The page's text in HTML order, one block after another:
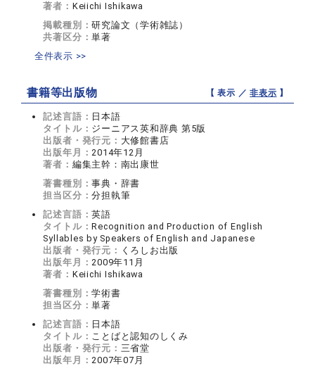
著者： Keiichi Ishikawa
掲載種別：研究論文（学術雑誌）
共著区分：単著
全件表示 >>
書籍等出版物 【 表示 ／非表示 】
記述言語： 日本語
タイトル： ジーニアス英和辞典 第5版
出版者・発行元： 大修館書店
出版年月：2014年12月
著者： 編集主幹：南出康世
著書種別：事典・辞書
担当区分：分担執筆
記述言語：英語
タイトル：Recognition and Production of English
Syllables by Speakers of English and Japanese
出版者・発行元： くろしお出版
出版年月：2009年11月
著者： Keiichi Ishikawa
著書種別：学術書
担当区分：単著
記述言語： 日本語
タイトル： ことばと認知のしくみ
出版者・発行元： 三省堂
出版年月：2007年07月